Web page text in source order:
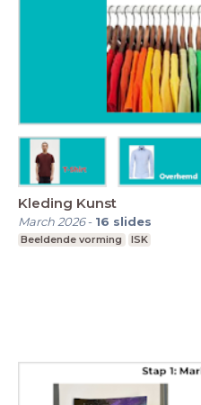
Kleding Kunst
March 2026- 16 slides
Beeldende vorming ISK